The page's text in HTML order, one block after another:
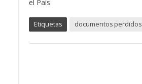
el País
Etiquetas documentos perdidos